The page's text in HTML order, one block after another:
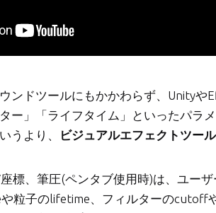
ンドツールにもかかわらず、Unity
ー」「ライフタイム」といったパラ
うより、
ビジュアルエフェクトツー
標、筆圧(ペンタブ使用時)は、ユー
粒子のlifetime、フィルターのcutoff